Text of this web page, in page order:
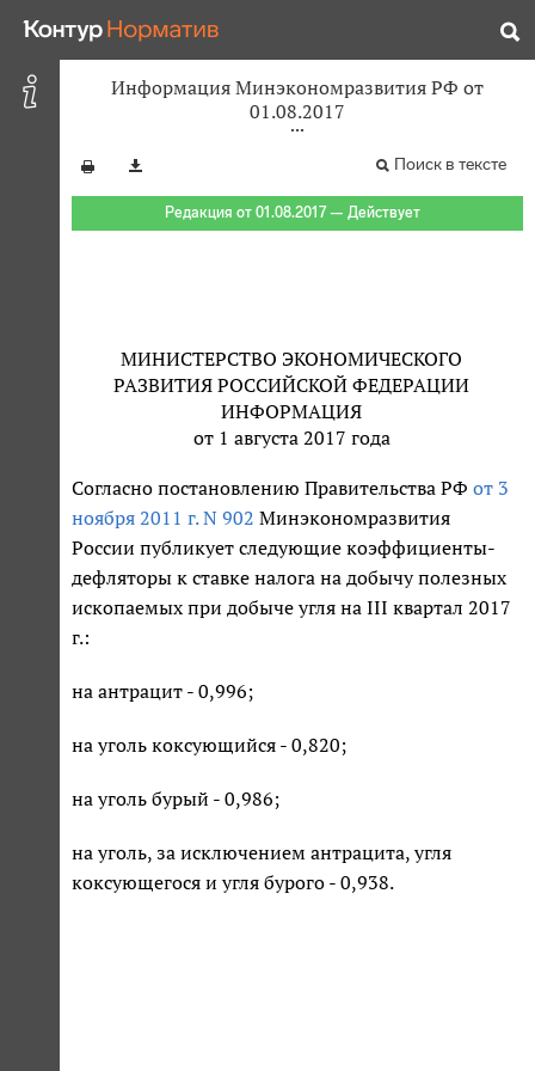
Информация Минэкономразвития РФ от
01.08.2017
Поиск в тексте
Редакция от 01.08.2017 — Действует
МИНИСТЕРСТВО ЭКОНОМИЧЕСКОГО
РАЗВИТИЯ РОССИЙСКОЙ ФЕДЕРАЦИИ
ИНФОРМАЦИЯ
от 1 августа 2017 года
Согласно постановлению Правительства РФ от 3
ноября 2011 г. N 902 Минэкономразвития
России публикует следующие коэффициенты-
дефляторы к ставке налога на добычу полезных
ископаемых при добыче угля на III квартал 2017
г.:
на антрацит - 0,996;
на уголь коксующийся - 0,820;
на уголь бурый - 0,986;
на уголь, за исключением антрацита, угля
коксующегося и угля бурого - 0,938.